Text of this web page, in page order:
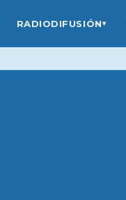
RADIODIFUSIÓN▾